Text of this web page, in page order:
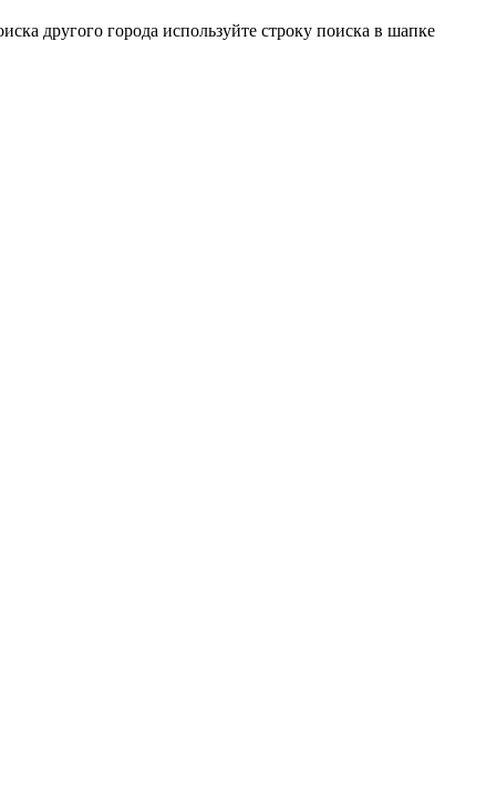
другого города используйте строку поиска в шапке